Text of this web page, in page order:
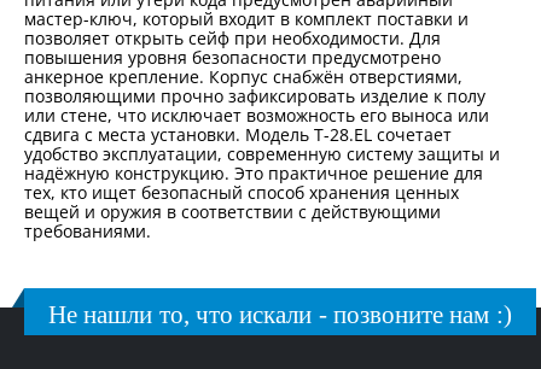
мастер-ключ, который входит в комплект поставки и
позволяет открыть сейф при необходимости. Для
повышения уровня безопасности предусмотрено
анкерное крепление. Корпус снабжён отверстиями,
позволяющими прочно зафиксировать изделие к полу
или стене, что исключает возможность его выноса или
сдвига с места установки. Модель T-28.EL сочетает
удобство эксплуатации, современную систему защиты и
надёжную конструкцию. Это практичное решение для
тех, кто ищет безопасный способ хранения ценных
вещей и оружия в соответствии с действующими
требованиями.
Не нашли то, что искали - позвоните нам :)